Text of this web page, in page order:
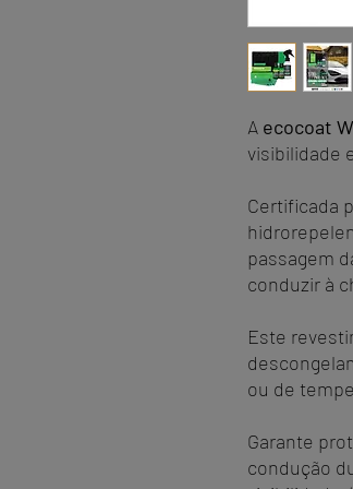
A ecocoat
visibilidade
Certificada
passagem
conduzir à
Este
ou de
Garante
condução